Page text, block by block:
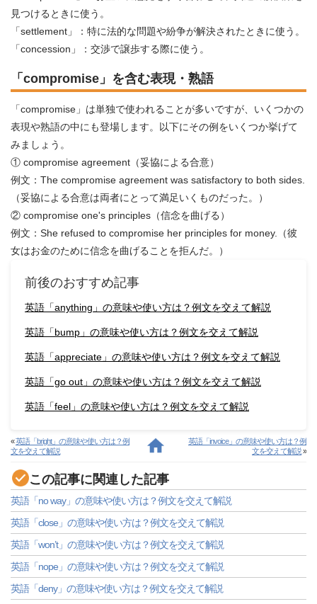
見つけるときに使う。
「settlement」：特に法的な問題や紛争が解決されたときに使う。
「concession」：交渉で譲歩する際に使う。
「compromise」を含む表現・熟語
「compromise」は単独で使われることが多いですが、いくつかの
表現や熟語の中にも登場します。以下にその例をいくつか挙げて
みましょう。
① compromise agreement（妥協による合意）
例文：The compromise agreement was satisfactory to both sides.
（妥協による合意は両者にとって満足いくものだった。）
② compromise one's principles（信念を曲げる）
例文：She refused to compromise her principles for money.（彼
女はお金のために信念を曲げることを拒んだ。）
前後のおすすめ記事
英語「anything」の意味や使い方は？例文を交えて解説
英語「bump」の意味や使い方は？例文を交えて解説
英語「appreciate」の意味や使い方は？例文を交えて解説
英語「go out」の意味や使い方は？例文を交えて解説
英語「feel」の意味や使い方は？例文を交えて解説
«英語「bright」の意味や使い方は？例
文を交えて解説
英語「invoice」の意味や使い方は？例
文を交えて解説»
この記事に関連した記事
英語「no way」の意味や使い方は？例文を交えて解説
英語「close」の意味や使い方は？例文を交えて解説
英語「won’t」の意味や使い方は？例文を交えて解説
英語「nope」の意味や使い方は？例文を交えて解説
英語「deny」の意味や使い方は？例文を交えて解説